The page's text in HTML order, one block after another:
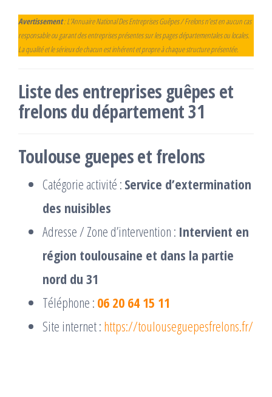
Avertissement: L’Annuaire National Des Entreprises Guêpes / Frelons n’est en aucun cas
responsable ou garant des entreprises présentes sur les pages départementales ou locales.
La qualité et le sérieux de chacun est inhérent et propre à chaque structure présentée.
Liste des entreprises guêpes et
frelons du département 31
Toulouse guepes et frelons
Catégorie activité : Service d’extermination
des nuisibles
Adresse / Zone d’intervention : Intervient en
région toulousaine et dans la partie
nord du 31
Téléphone : 06 20 64 15 11
Site internet : https://toulouseguepesfrelons.fr/